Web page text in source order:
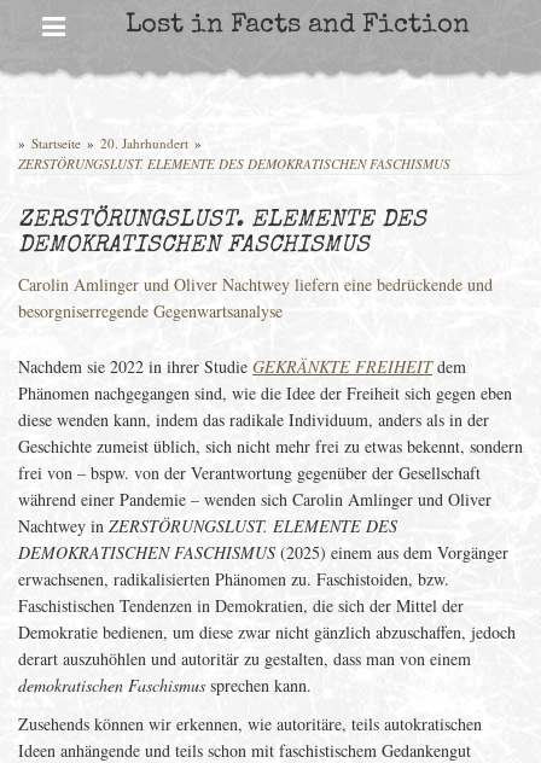
Lost in Facts and Fiction
» Startseite » 20. Jahrhundert »
ZERSTÖRUNGSLUST. ELEMENTE DES DEMOKRATISCHEN FASCHISMUS
ZERSTÖRUNGSLUST. ELEMENTE DES
DEMOKRATISCHEN FASCHISMUS
Carolin Amlinger und Oliver Nachtwey liefern eine bedrückende und
besorgniserregende Gegenwartsanalyse
Nachdem sie 2022 in ihrer Studie GEKRÄNKTE FREIHEITdem
Phänomen nachgegangen sind, wie die Idee der Freiheit sich gegen eben
diese wenden kann, indem das radikale Individuum, anders als in der
Geschichte zumeist üblich, sich nicht mehr frei zu etwas bekennt, sondern
frei von – bspw. von der Verantwortung gegenüber der Gesellschaft
während einer Pandemie – wenden sich Carolin Amlinger und Oliver
Nachtwey in ZERSTÖRUNGSLUST. ELEMENTE DES
DEMOKRATISCHEN FASCHISMUS (2025) einem aus dem Vorgänger
erwachsenen, radikalisierten Phänomen zu. Faschistoiden, bzw.
Faschistischen Tendenzen in Demokratien, die sich der Mittel der
Demokratie bedienen, um diese zwar nicht gänzlich abzuschaffen, jedoch
derart auszuhöhlen und autoritär zu gestalten, dass man von einem
demokratischen Faschismus sprechen kann.
Zusehends können wir erkennen, wie autoritäre, teils autokratischen
Ideen anhängende und teils schon mit faschistischem Gedankengut